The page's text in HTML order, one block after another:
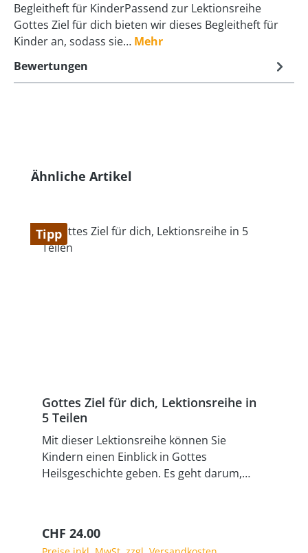
Begleitheft für KinderPassend zur Lektionsreihe
Gottes Ziel für dich bieten wir dieses Begleitheft für
Kinder an, sodass sie… Mehr
Bewertungen
Produktgalerie überspringen
Ähnliche Artikel
Tipp
Gottes Ziel für dich, Lektionsreihe in
5 Teilen
Mit dieser Lektionsreihe können Sie
Kindern einen Einblick in Gottes
Heilsgeschichte geben. Es geht darum,
der Menschheit hin zu Gottes Ziel und
Regulärer Preis:
CHF 24.00